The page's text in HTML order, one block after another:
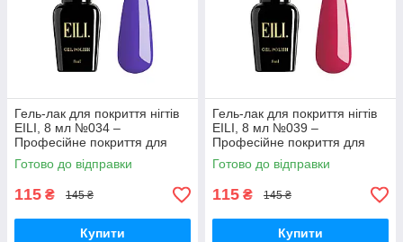
Гель-лак для покриття нігтів
EILI, 8 мл №034 –
Професійне покриття для
ідеального манікюру
Готово до відправки
115 ₴ 145 ₴
Купити
Гель-лак для покриття нігтів
EILI, 8 мл №039 –
Професійне покриття для
ідеального манікюру
Готово до відправки
115 ₴ 145 ₴
Купити